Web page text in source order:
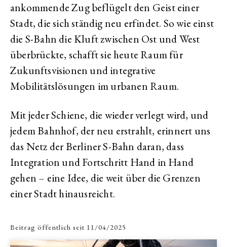
ankommende Zug beflügelt den Geist einer
Stadt, die sich ständig neu erfindet. So wie einst
die S-Bahn die Kluft zwischen Ost und West
überbrückte, schafft sie heute Raum für
Zukunftsvisionen und integrative
Mobilitätslösungen im urbanen Raum.
Mit jeder Schiene, die wieder verlegt wird, und
jedem Bahnhof, der neu erstrahlt, erinnert uns
das Netz der Berliner S-Bahn daran, dass
Integration und Fortschritt Hand in Hand
gehen – eine Idee, die weit über die Grenzen
einer Stadt hinausreicht.
Beitrag öffentlich seit 11/04/2025